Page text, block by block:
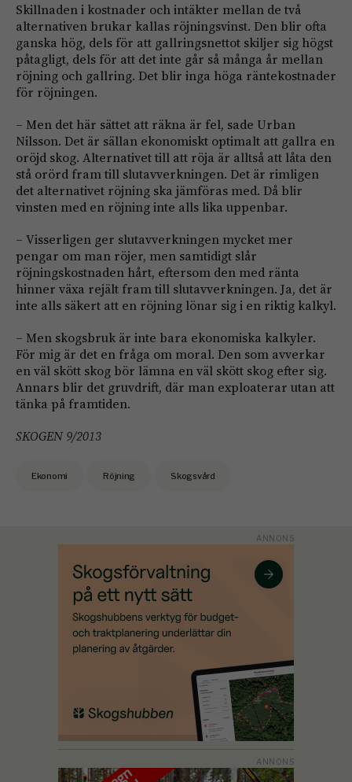
Skillnaden i kostnader och intäkter mellan de två
alternativen brukar kallas röjningsvinst. Den blir ofta
ganska hög, dels för att gallringsnettot skiljer sig högst
påtagligt, dels för att det inte går så många år mellan
röjning och gallring. Det blir inga höga räntekostnader
för röjningen.
– Men det här sättet att räkna är fel, sade Urban
Nilsson. Det är sällan ekonomiskt optimalt att gallra en
oröjd skog. Alternativet till att röja är alltså att låta den
stå orörd fram till slutavverkningen. Det är rimligen
det alternativet röjning ska jämföras med. Då blir
vinsten med en röjning inte alls lika uppenbar.
– Visserligen ger slutavverkningen mycket mer
pengar om man röjer, men samtidigt slår
röjningskostnaden hårt, eftersom den med ränta
hinner växa rejält fram till slutavverkningen. Ja, det är
inte alls säkert att en röjning lönar sig i en riktig kalkyl.
– Men skogsbruk är inte bara ekonomiska kalkyler.
För mig är det en fråga om moral. Den som avverkar
en väl skött skog bör lämna en väl skött skog efter sig.
Annars blir det gruvdrift, där man exploaterar utan att
tänka på framtiden.
SKOGEN 9/2013
Ekonomi Röjning Skogsvård